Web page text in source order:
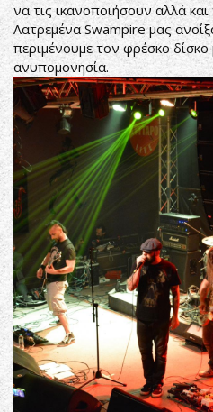
να τις ικανοποιήσουν αλλά
Λατρεμένα Swampire μας
περιμένουμε τον φρέσκο
ανυπομονησία.